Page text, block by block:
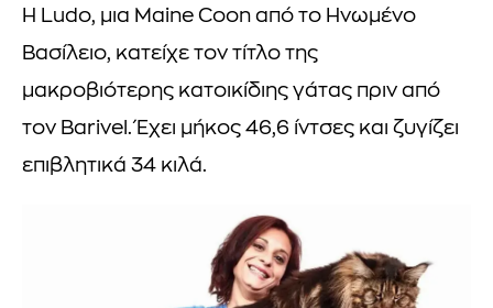
Η Ludo, μια Maine Coon από το Ηνωμένο
Βασίλειο, κατείχε τον τίτλο της
μακροβιότερης κατοικίδιης γάτας πριν από
τον Barivel. Έχει μήκος 46,6 ίντσες και ζυγίζει
επιβλητικά 34 κιλά.